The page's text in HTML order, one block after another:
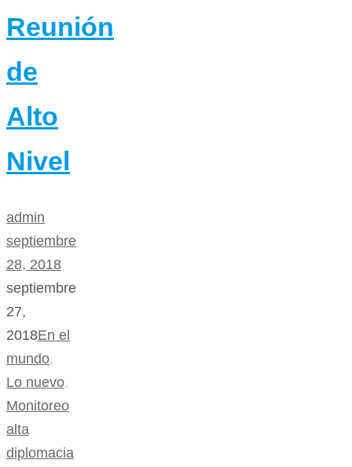
Reunión
de
Alto
Nivel
admin
septiembre
28, 2018
septiembre
27,
2018En el
mundo,
Lo nuevo,
Monitoreo
alta
diplomacia